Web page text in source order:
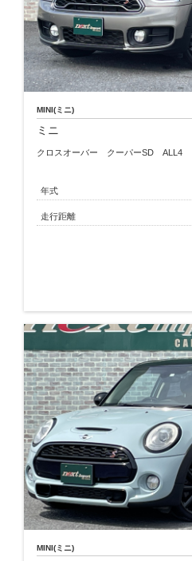
MINI(ミニ)
ミニ
クロスオーバー クーパーSD ALL4
年式
走行距離
MINI(ミニ)